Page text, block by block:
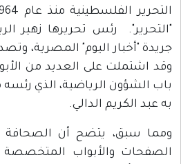
"التحرير". رئس تحريرها زهير
جريدة "أخبار اليوم" المصرية،
وقد اشتملت على العديد من
باب الشؤون الرياضية، الذي
به عبد الكريم الدالي.
ومما سبق، يتضح أن الصحافة
الصفحات والأبواب